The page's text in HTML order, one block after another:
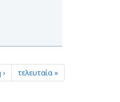
τελευταία »